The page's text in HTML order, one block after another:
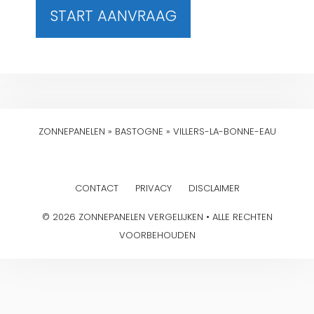
START AANVRAAG
ZONNEPANELEN » BASTOGNE » VILLERS-LA-BONNE-EAU
CONTACT PRIVACY DISCLAIMER
© 2026 ZONNEPANELEN VERGELIJKEN • ALLE RECHTEN
VOORBEHOUDEN